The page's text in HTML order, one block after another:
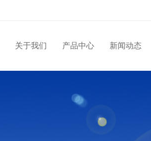
关于我们 产品中心 新闻动态